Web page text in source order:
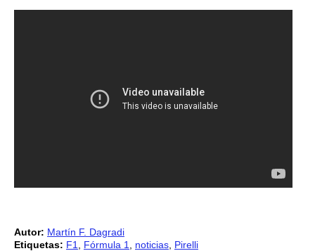
Autor: Martín F. Dagradi
Etiquetas: F1 Fórmula 1 noticias Pirelli